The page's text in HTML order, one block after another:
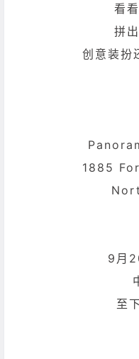
看
拼
创意装扮
1885
9月
至